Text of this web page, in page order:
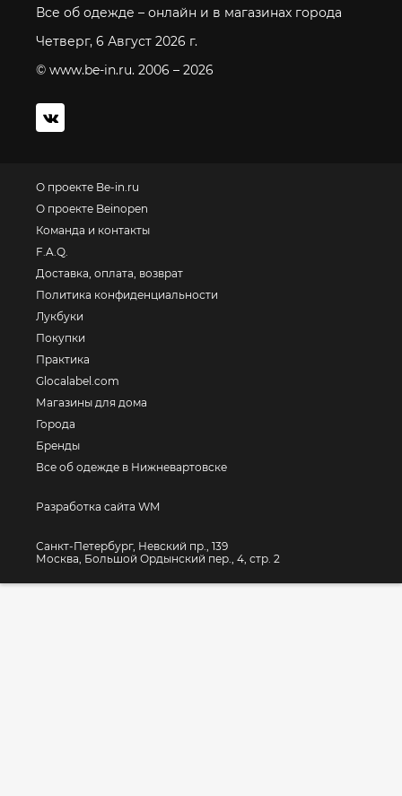
Все об одежде – онлайн и в магазинах города
Четверг, 6 Август 2026 г.
© www.be-in.ru. 2006 – 2026
О проекте Be-in.ru
О проекте Beinopen
Команда и контакты
F.A.Q.
Доставка, оплата, возврат
Политика конфиденциальности
Лукбуки
Покупки
Практика
Glocalabel.com
Магазины для дома
Города
Бренды
Все об одежде в Нижневартовске
Разработка сайта WM
Санкт-Петербург, Невский пр., 139
Москва, Большой Ордынский пер., 4, стр. 2